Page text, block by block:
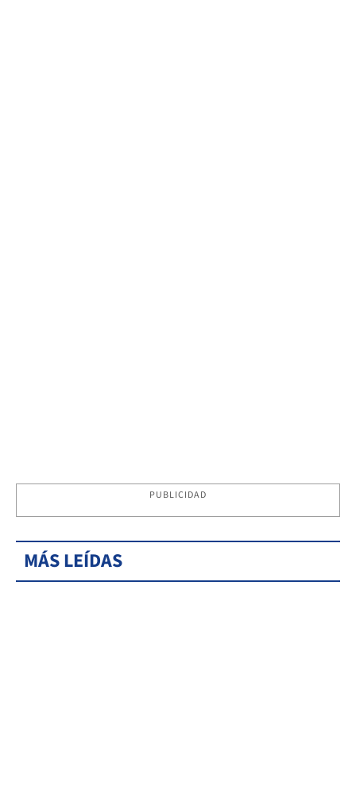
PUBLICIDAD
MÁS LEÍDAS